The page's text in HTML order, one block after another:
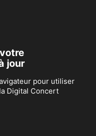
jour
pour utiliser
Digital Concert